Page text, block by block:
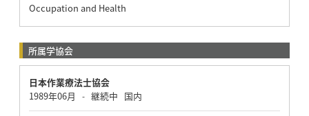
Occupation and Health
所属学協会
日本作業療法士協会
1989年06月
- 継続中 国内